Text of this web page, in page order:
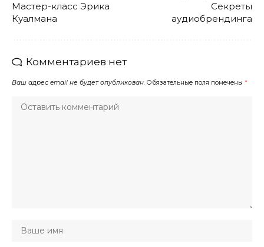
Мастер-класс Эрика
Куалмана
Секреты
аудиобрендинга
Комментариев нет
Ваш адрес email не будет опубликован. Обязательные поля помечены *